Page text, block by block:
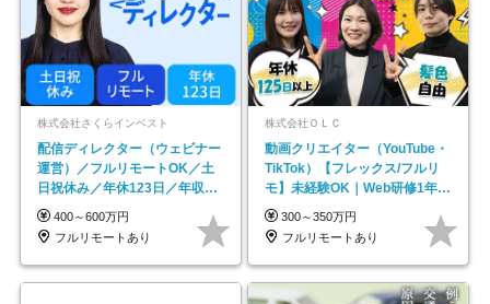
株式会社さくらインベスト
配信ディレクター（ウェビナー
運営）／フルリモートOK／土
日祝休み／年休123日／年収
600万円可
400～600万円
フルリモートあり
株式会社ＯＬＣ
動画クリエイター（YouTube・
TikTok）【フレックス/フルリ
モ】未経験OK｜Web研修1年間
｜副業OK
300～350万円
フルリモートあり